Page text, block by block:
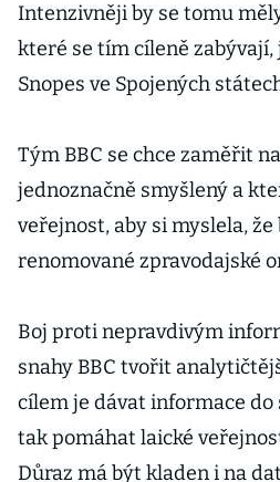
Intenzivněji by se tomu
které se tím cíleně zabývají,
Snopes ve Spojených
Tým BBC se chce zaměřit
jednoznačně smyšlený a
veřejnost, aby si myslela,
renomované zpravodajské
Boj proti nepravdivým
snahy BBC tvořit
cílem je dávat informace do
tak pomáhat laické
Důraz má být kladen i na